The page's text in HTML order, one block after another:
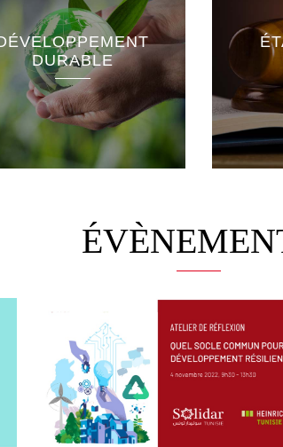
DURABLE
Démocratie participative
Justice
Égalité
Liberté
Décentralisation
EN SAVOIR PLUS